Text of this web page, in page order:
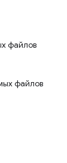
файлов
файлов